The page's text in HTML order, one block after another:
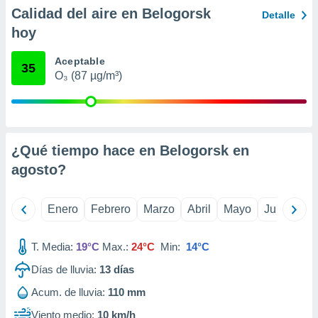
u
datos
momento
en
un
o acceder
datos
perfiles
Calidad del aire en Belogorsk
hoy
Detalle
35 Aceptable
O₃ (87 µg/m³)
¿Qué tiempo hace en Belogorsk en
agosto?
Enero Febrero Marzo Abril Mayo Junio
T. Media: 19°C Max.: 24°C Min: 14°C
Días de lluvia: 13 días
Acum. de lluvia: 110 mm
Viento medio: 10 km/h